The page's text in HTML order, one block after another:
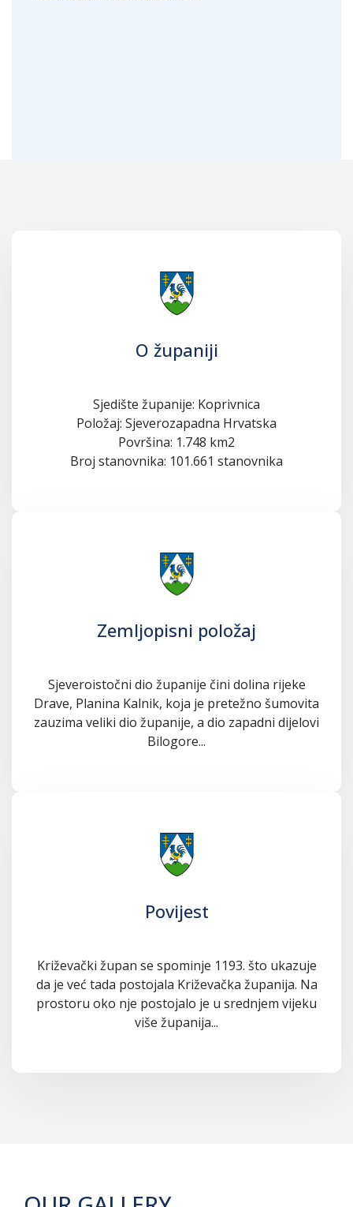
O županiji
Sjedište županije: Koprivnica
Položaj: Sjeverozapadna Hrvatska
Površina: 1.748 km2
Broj stanovnika: 101.661 stanovnika
Zemljopisni položaj
Sjeveroistočni dio županije čini dolina rijeke
Drave, Planina Kalnik, koja je pretežno šumovita
zauzima veliki dio županije, a dio zapadni dijelovi
Bilogore...
Povijest
Križevački župan se spominje 1193. što ukazuje
da je već tada postojala Križevačka županija. Na
prostoru oko nje postojalo je u srednjem vijeku
više županija...